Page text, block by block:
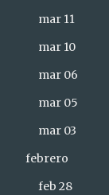
mar 11
mar 10
mar 06
mar 05
mar 03
febrero
feb 28